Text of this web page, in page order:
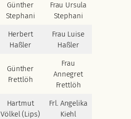
Günther
Stephani
Frau Ursula
Stephani
Herbert
Haßler
Frau Luise
Haßler
Günther
Frettlöh
Frau
Annegret
Frettlöh
Hartmut
Völkel (Lips)
Frl. Angelika
Kiehl